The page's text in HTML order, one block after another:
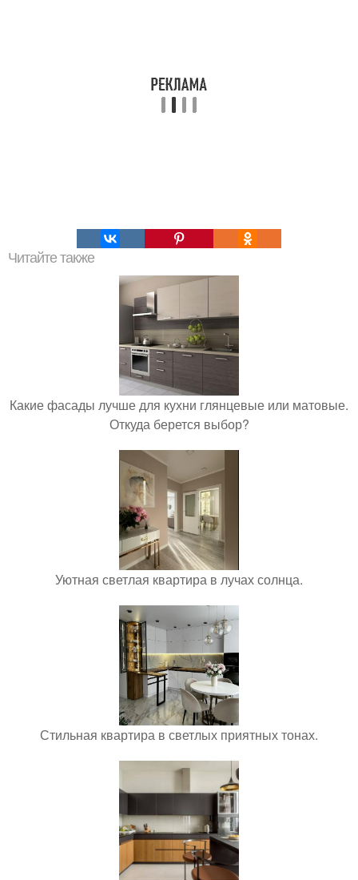
Читайте также
Какие фасады лучше для кухни глянцевые или матовые.
Откуда берется выбор?
Уютная светлая квартира в лучах солнца.
Стильная квартира в светлых приятных тонах.